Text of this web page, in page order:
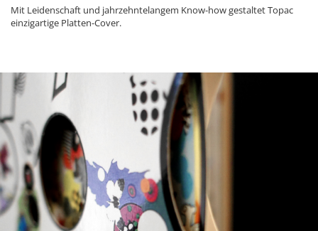
Mit Leidenschaft und jahrzehntelangem Know-how gestaltet Topac
einzigartige Platten-Cover.